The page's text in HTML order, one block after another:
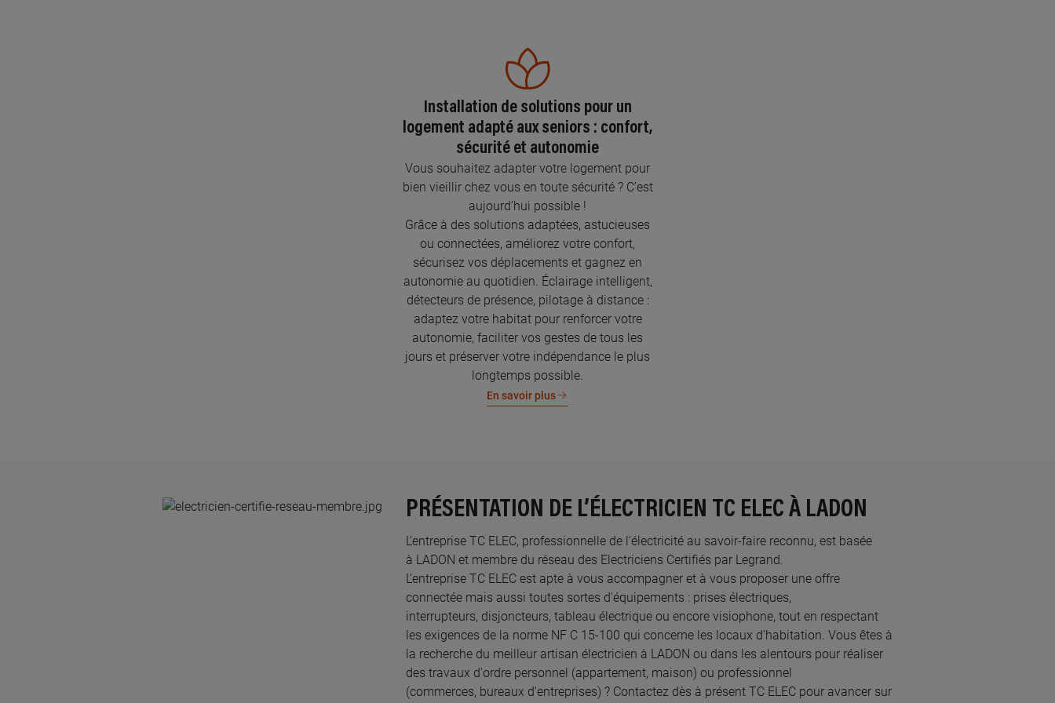
Installation de solutions pour un
logement adapté aux seniors : confort,
sécurité et autonomie
Vous souhaitez adapter votre logement pour
bien vieillir chez vous en toute sécurité ? C’est
aujourd’hui possible !
Grâce à des solutions adaptées, astucieuses
ou connectées, améliorez votre confort,
sécurisez vos déplacements et gagnez en
autonomie au quotidien. Éclairage intelligent,
détecteurs de présence, pilotage à distance :
adaptez votre habitat pour renforcer votre
autonomie, faciliter vos gestes de tous les
jours et préserver votre indépendance le plus
longtemps possible.
En savoir plus
PRÉSENTATION DE L’ÉLECTRICIEN TC ELEC À LADON
L’entreprise TC ELEC, professionnelle de l’électricité au savoir-faire reconnu, est basée
à LADON et membre du réseau des Electriciens Certifiés par Legrand.​
L’entreprise TC ELEC est apte à vous accompagner et à vous proposer une offre
connectée mais aussi toutes sortes d'équipements : prises électriques,
interrupteurs, disjoncteurs, tableau électrique ou encore visiophone, tout en respectant
les exigences de la norme NF C 15-100 qui concerne les locaux d’habitation. Vous êtes à
la recherche du meilleur artisan électricien à LADON ou dans les alentours pour réaliser
des travaux d'ordre personnel (appartement, maison) ou professionnel
(commerces, bureaux d'entreprises) ? Contactez dès à présent TC ELEC pour avancer sur